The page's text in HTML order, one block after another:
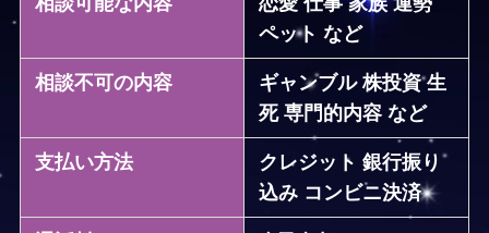
ペット など
相談不可の内容 ギャンブル 株投資生
死 専門的内容 など
支払い方法
クレジット 銀行振り
込み コンビニ決済